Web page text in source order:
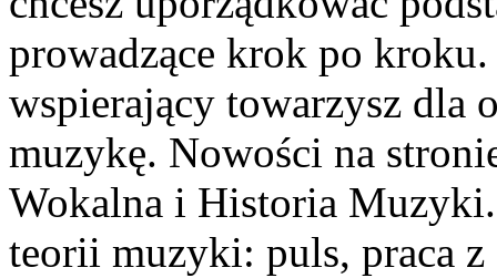
prowadzące krok po
wspierający towarzysz dla
muzykę. Nowości na
Wokalna i Historia
teorii muzyki: puls, praca